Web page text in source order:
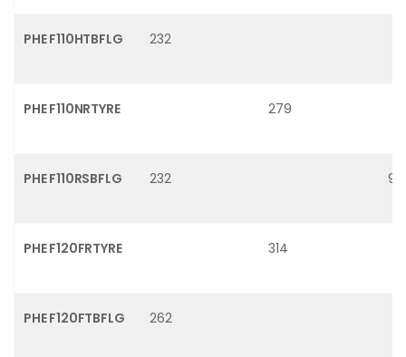
PHE F110HTBFLG 232
PHE F110NRTYRE 279
PHE F110RSBFLG 232 90
PHE F120FRTYRE 314
PHE F120FTBFLG 262